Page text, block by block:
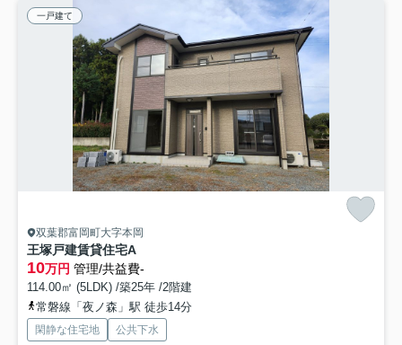
一戸建て
双葉郡富岡町大字本岡
王塚戸建賃貸住宅A
10万円 管理/共益費-
114.00㎡ (5LDK) /築25年 /2階建
常磐線「夜ノ森」駅 徒歩14分
閑静な住宅地 公共下水